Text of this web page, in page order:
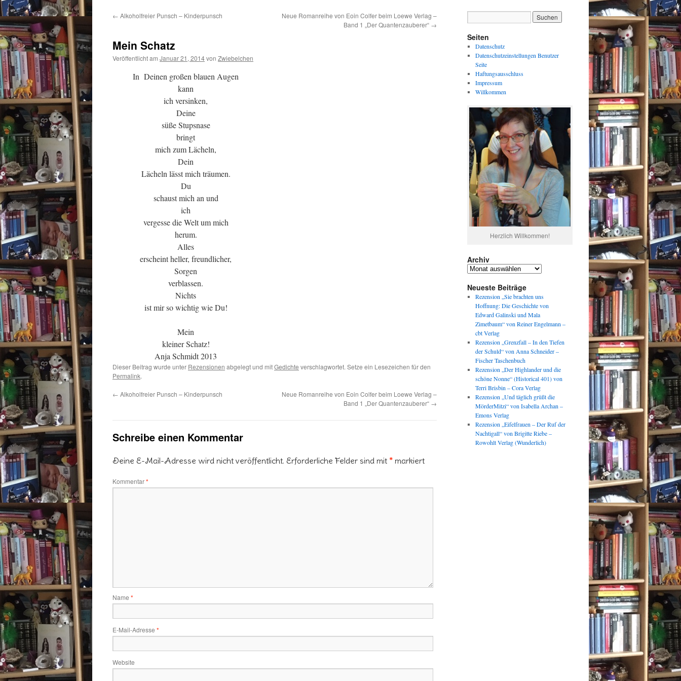
← Alkoholfreier Punsch – Kinderpunsch
Neue Romanreihe von Eoin Colfer beim Loewe Verlag –
Band 1 „Der Quantenzauberer“ →
Mein Schatz
Veröffentlicht am Januar 21, 2014von Zwiebelchen
In Deinen großen blauen Augen
kann
ich versinken,
Deine
süße Stupsnase
bringt
mich zum Lächeln,
Dein
Lächeln lässt mich träumen.
Du
schaust mich an und
ich
vergesse die Welt um mich
herum.
Alles
erscheint heller, freundlicher,
Sorgen
verblassen.
Nichts
ist mir so wichtig wie Du!
Mein
kleiner Schatz!
Anja Schmidt 2013
Dieser Beitrag wurde unter Rezensionen abgelegt und mitGedichte verschlagwortet. Setze ein Lesezeichen für den
Permalink.
← Alkoholfreier Punsch – Kinderpunsch
Neue Romanreihe von Eoin Colfer beim Loewe Verlag –
Band 1 „Der Quantenzauberer“ →
Schreibe einen Kommentar
Deine E-Mail-Adresse wird nicht veröffentlicht. Erforderliche Felder sind mit * markiert
Kommentar*
Name *
E-Mail-Adresse *
Website
Seiten
Datenschutz
Datenschutzeinstellungen Benutzer
Seite
Haftungsausschluss
Impressum
Willkommen
Herzlich Willkommen!
Archiv
Archiv
Neueste Beiträge
Rezension „Sie brachten uns
Hoffnung: Die Geschichte von
Edward Galinski und Mala
Zimetbaum“ von Reiner Engelmann –
cbt Verlag
Rezension „Grenzfall – In den Tiefen
der Schuld“ von Anna Schneider –
Fischer Taschenbuch
Rezension „Der Highlander und die
schöne Nonne“ (Historical 401) von
Terri Brisbin – Cora Verlag
Rezension „Und täglich grüßt die
MörderMitzi“ von Isabella Archan –
Emons Verlag
Rezension „Eifelfrauen – Der Ruf der
Nachtigall“ von Brigitte Riebe –
Rowohlt Verlag (Wunderlich)